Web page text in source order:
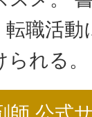
職活動
れる。